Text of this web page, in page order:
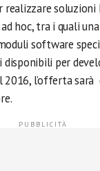
realizzare soluzioni
hoc, tra i quali
software
disponibili per
2016, l’offerta sarà